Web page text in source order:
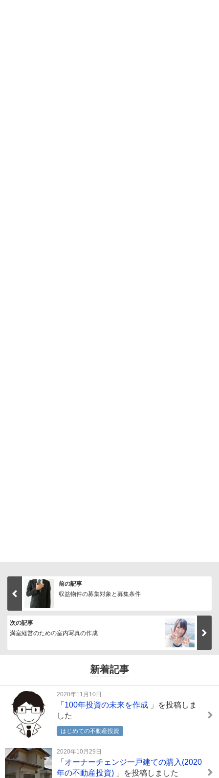
前の記事
収益物件の募集対象と募集条件
次の記事
満室経営のための室内写真の作成
新着記事
2020年11月10日
「 100年投資の未来を作成 」を投稿しま
した
はじめての不動産投資
2020年10月29日
「 オーナーチェンジ一戸建ての購入(2020
年の不動産投資) 」を投稿しました